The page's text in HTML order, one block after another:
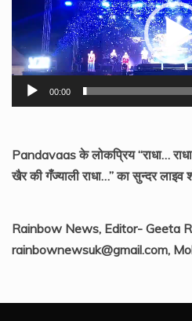
00:00
Pandavaas के लोकप्रिय “राधा…
खैर की गँज्याली राधा…” का सुन्दर लाइव
Rainbow News, Editor- Geeta
rainbownewsuk@gmail.com,